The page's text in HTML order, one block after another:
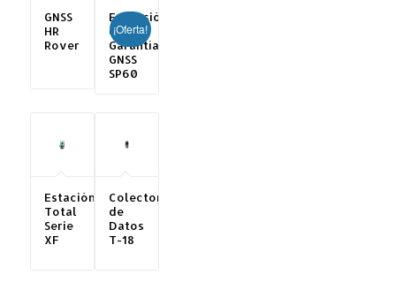
GNSS
HR
Rover
Extensión
de
Garantía
GNSS
SP60
¡Oferta!
Estación
Total
Serie
XF
Colectora
de
Datos
T-18